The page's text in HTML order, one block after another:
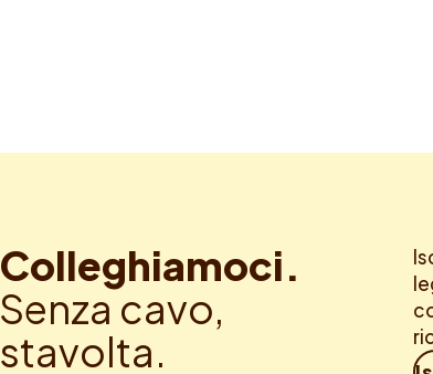
Colleghiamoci.
Senza cavo,
stavolta.